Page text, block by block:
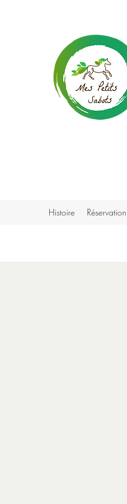
Histoire Réservation